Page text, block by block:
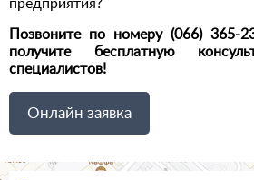
предприятия?
Позвоните по номеру (066) 365-
получите бесплатную
специалистов!
Онлайн заявка